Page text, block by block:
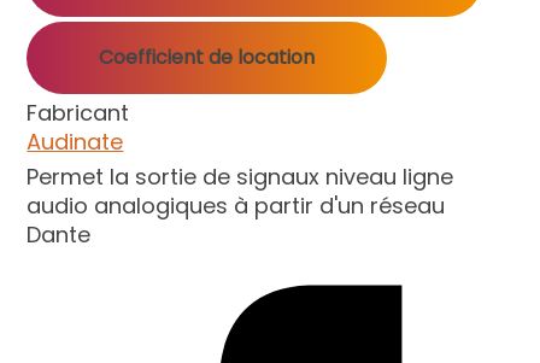
Coefficient de location
Fabricant
Audinate
Permet la sortie de signaux niveau ligne
audio analogiques à partir d'un réseau
Dante